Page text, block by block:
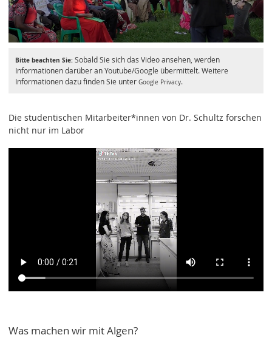
Bitte beachten Sie:Sobald Sie sich das Video ansehen, werden
Informationen darüber an Youtube/Google übermittelt. Weitere
Informationen dazu finden Sie unter Google Privacy.
Die studentischen Mitarbeiter*innen von Dr. Schultz forschen
nicht nur im Labor
Was machen wir mit Algen?